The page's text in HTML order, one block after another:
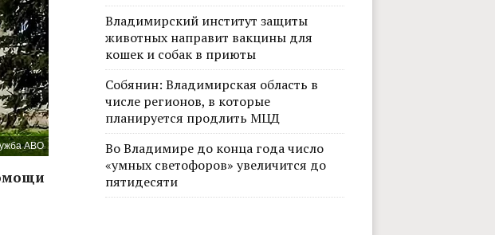
АВО
Владимирский институт защиты
животных направит вакцины для
кошек и собак в приюты
Собянин: Владимирская область в
числе регионов, в которые
планируется продлить МЦД
Во Владимире до конца года число
«умных светофоров» увеличится до
пятидесяти